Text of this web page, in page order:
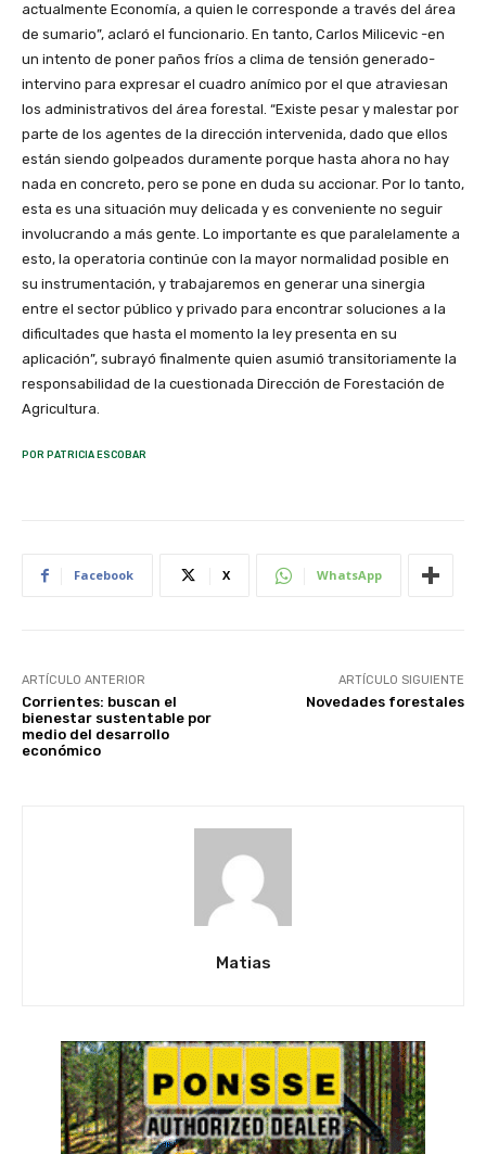
actualmente Economía, a quien le corresponde a través del área
de sumario”, aclaró el funcionario. En tanto, Carlos Milicevic -en
un intento de poner paños fríos a clima de tensión generado-
intervino para expresar el cuadro anímico por el que atraviesan
los administrativos del área forestal. “Existe pesar y malestar por
parte de los agentes de la dirección intervenida, dado que ellos
están siendo golpeados duramente porque hasta ahora no hay
nada en concreto, pero se pone en duda su accionar. Por lo tanto,
esta es una situación muy delicada y es conveniente no seguir
involucrando a más gente. Lo importante es que paralelamente a
esto, la operatoria continúe con la mayor normalidad posible en
su instrumentación, y trabajaremos en generar una sinergia
entre el sector público y privado para encontrar soluciones a la
dificultades que hasta el momento la ley presenta en su
aplicación”, subrayó finalmente quien asumió transitoriamente la
responsabilidad de la cuestionada Dirección de Forestación de
Agricultura.
POR PATRICIA ESCOBAR
Facebook X WhatsApp
ARTÍCULO ANTERIOR
Corrientes: buscan el
bienestar sustentable por
medio del desarrollo
económico
ARTÍCULO SIGUIENTE
Novedades forestales
Matias